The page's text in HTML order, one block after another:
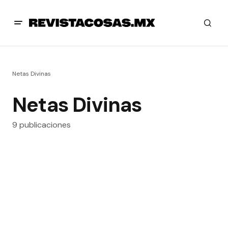
Netas Divinas
Netas Divinas
9 publicaciones